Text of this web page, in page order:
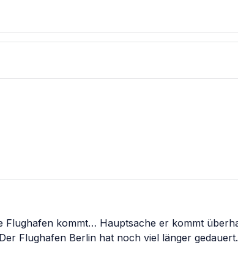
Flughafen kommt… Hauptsache er kommt
Flughafen Berlin hat noch viel länger gedauert.